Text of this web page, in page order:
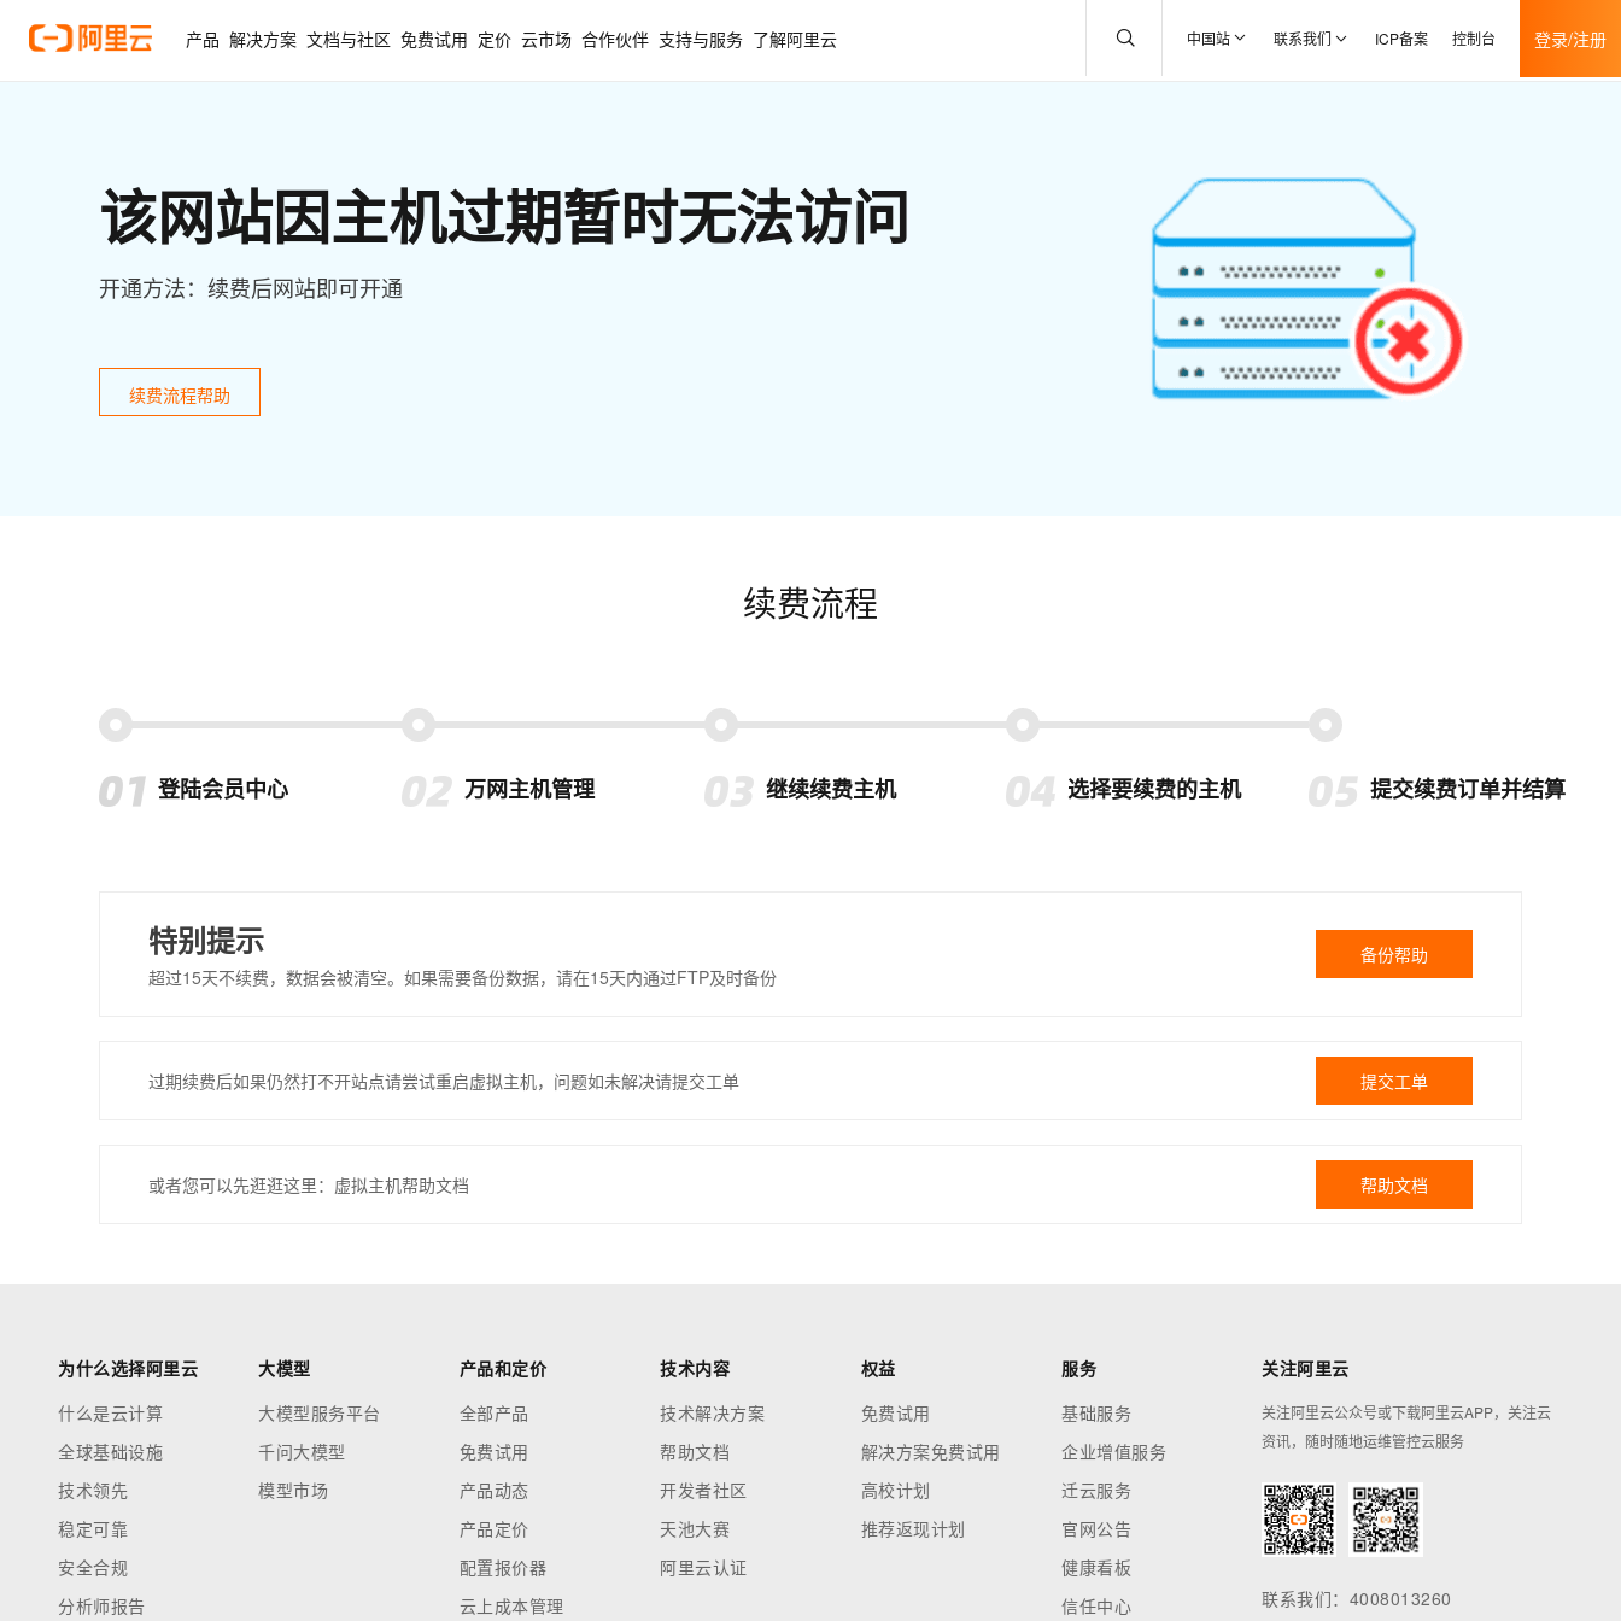
产品 解决方案 文档与社区 免费试用 定价 云市场 合作伙伴 支持与服务 了解阿里云 中国站 联系我们 ICP备案 控制台 登录/注册
该网站因主机过期暂时无法访问
开通方法：续费后网站即可开通
续费流程帮助
续费流程
登陆会员中心 万网主机管理 继续续费主机 选择要续费的主机 提交续费订单并结算
特别提示
超过15天不续费，数据会被清空。如果需要备份数据，请在15天内通过FTP及时备份
备份帮助
过期续费后如果仍然打不开站点请尝试重启虚拟主机，问题如未解决请提交工单 提交工单
或者您可以先逛逛这里：虚拟主机帮助文档 帮助文档